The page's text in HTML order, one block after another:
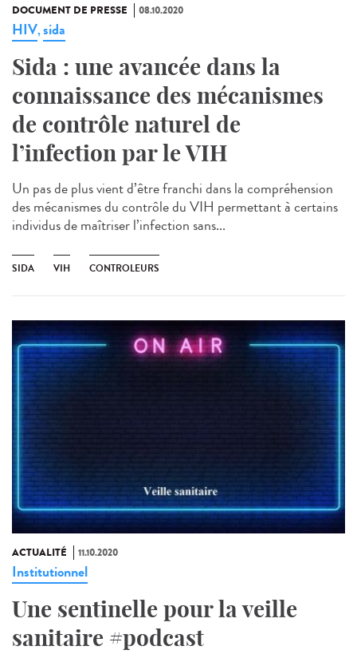
DOCUMENT DE PRESSE 08.10.2020
HIV,sida
Sida : une avancée dans la
connaissance des mécanismes
de contrôle naturel de
l’infection par le VIH
Un pas de plus vient d’être franchi dans la compréhension
des mécanismes du contrôle du VIH permettant à certains
individus de maîtriser l’infection sans...
SIDA VIH CONTROLEURS
ACTUALITÉ 11.10.2020
Institutionnel
Une sentinelle pour la veille
sanitaire #podcast